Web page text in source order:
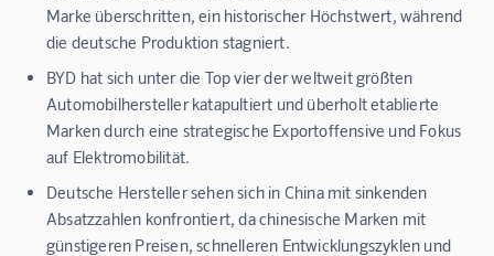
Marke überschritten, ein historischer Höchstwert, während
die deutsche Produktion stagniert.
BYD hat sich unter die Top vier der weltweit größten
Automobilhersteller katapultiert und überholt etablierte
Marken durch eine strategische Exportoffensive und Fokus
auf Elektromobilität.
Deutsche Hersteller sehen sich in China mit sinkenden
Absatzzahlen konfrontiert, da chinesische Marken mit
günstigeren Preisen, schnelleren Entwicklungszyklen und